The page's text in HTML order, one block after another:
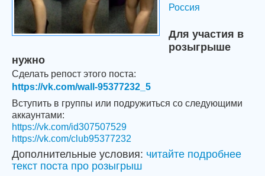
Россия
Для участия в
розыгрыше
нужно
Сделать репост этого поста:
https://vk.com/wall-95377232_5
Вступить в группы или подружиться со следующими
аккаунтами:
https://vk.com/id307507529
https://vk.com/club95377232
Дополнительные условия: читайте подробнее
текст поста про розыгрыш